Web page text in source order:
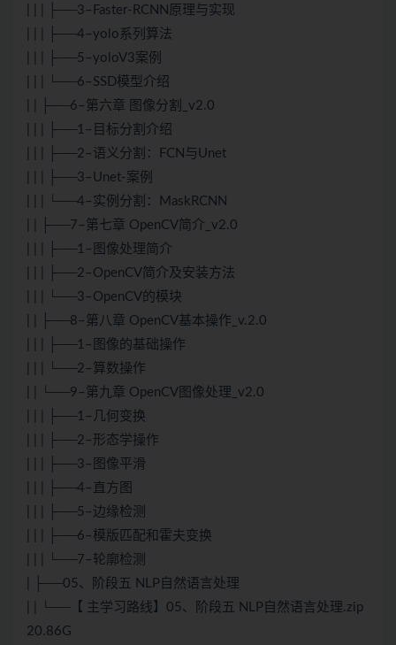
| | | ├──3–Faster-RCNN原理与实现
| | | ├──4–yolo系列算法
| | | ├──5–yoloV3案例
| | | └──6–SSD模型介绍
| | ├──6–第六章 图像分割_v2.0
| | | ├──1–目标分割介绍
| | | ├──2–语义分割：FCN与Unet
| | | ├──3–Unet-案例
| | | └──4–实例分割：MaskRCNN
| | ├──7–第七章 OpenCV简介_v2.0
| | | ├──1–图像处理简介
| | | ├──2–OpenCV简介及安装方法
| | | └──3–OpenCV的模块
| | ├──8–第八章 OpenCV基本操作_v.2.0
| | | ├──1–图像的基础操作
| | | └──2–算数操作
| | └──9–第九章 OpenCV图像处理_v2.0
| | | ├──1–几何变换
| | | ├──2–形态学操作
| | | ├──3–图像平滑
| | | ├──4–直方图
| | | ├──5–边缘检测
| | | ├──6–模版匹配和霍夫变换
| | | └──7–轮廓检测
| ├──05、阶段五 NLP自然语言处理
| | └──【 主学习路线】05、阶段五 NLP自然语言处理.zip
20.86G